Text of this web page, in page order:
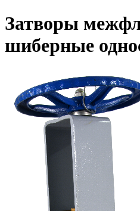
Затворы
шиберные